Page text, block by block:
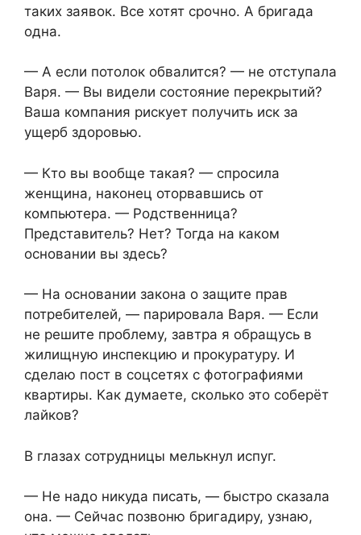
таких заявок. Все хотят срочно. А бригада
одна.
— А если потолок обвалится? — не отступала
Варя. — Вы видели состояние перекрытий?
Ваша компания рискует получить иск за
ущерб здоровью.
— Кто вы вообще такая? — спросила
женщина, наконец оторвавшись от
компьютера. — Родственница?
Представитель? Нет? Тогда на каком
основании вы здесь?
— На основании закона о защите прав
потребителей, — парировала Варя. — Если
не решите проблему, завтра я обращусь в
жилищную инспекцию и прокуратуру. И
сделаю пост в соцсетях с фотографиями
квартиры. Как думаете, сколько это соберёт
лайков?
В глазах сотрудницы мелькнул испуг.
— Не надо никуда писать, — быстро сказала
она. — Сейчас позвоню бригадиру, узнаю,